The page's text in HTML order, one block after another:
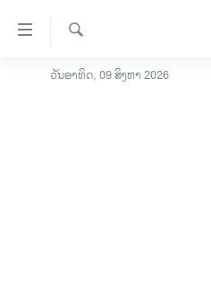
ລິ້ງ
ສຳຫລັບ
ໂຮມເພຈ
ຄົ້ນຫາ
ວັນອາທິດ, 09 ສິງຫາ 2026